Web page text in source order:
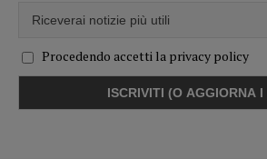
Procedendo accetti la privacy policy